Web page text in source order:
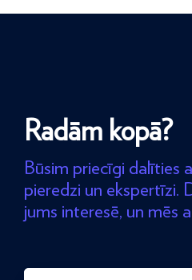
Radām kopā?
Būsim priecīgi dalīties
pieredzi un ekspertīzi.
jums interesē, un mēs